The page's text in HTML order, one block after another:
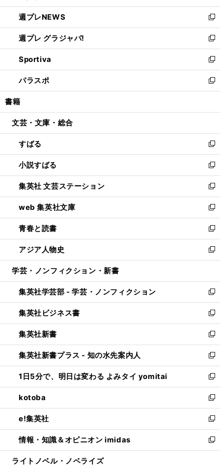
開
く
ウ
で
開
く
ン
ド
ウ
で
開
く
し
い
ウ
ィ
ン
ド
ウ
で
開
週プレNEWS
新
し
い
ウ
ィ
ン
ド
ウ
開
週プレ グラジャパ!
新
し
い
ウ
ィ
ン
ウ
開
く
Sportiva
新
し
い
ウ
ン
ウ
で
開
く
パラスポ
新
し
ウ
ン
ド
ウ
で
開
く
書籍
文芸・文庫・総合
すばる
新
し
い
ウ
ィ
ン
ド
ウ
で
開
く
小説すばる
新
し
い
ウ
ィ
ン
ド
ウ
で
開
集英社 文芸ステーション
新
し
い
ウ
ィ
ン
ド
ウ
開
く
web 集英社文庫
新
し
い
ウ
ィ
ン
ウ
で
開
く
青春と読書
新
し
い
ウ
ン
ド
ウ
で
開
く
アジア人物史
新
し
ウ
ィ
ン
ド
ウ
で
開
く
学芸・ノンフィクション・新書
集英社学芸部 - 学芸・ノンフィクション
新
し
い
ウ
ィ
ン
ド
ウ
で
開
く
集英社ビジネス書
新
し
い
ウ
ィ
ン
ド
ウ
で
開
く
集英社新書
新
し
い
ウ
ィ
ン
ド
ウ
で
開
く
集英社新書プラス - 知の水先案内人
新
し
い
ウ
ィ
ン
ド
ウ
で
開
1日5分で、明日は変わる よみタイ yomitai
新
し
い
ウ
ィ
ン
ド
ウ
kotoba
新
し
い
ウ
ィ
ン
e!集英社
新
し
い
ウ
情報・知識＆オピニオン imidas
新
し
ライトノベル・ノベライズ